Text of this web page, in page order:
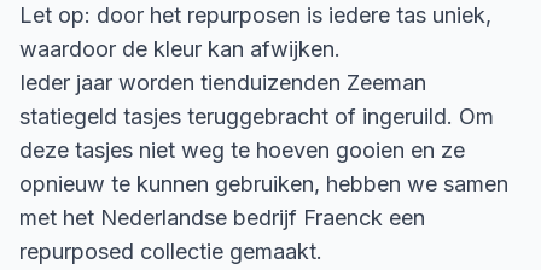
Let op: door het repurposen is iedere tas uniek,
waardoor de kleur kan afwijken.
Ieder jaar worden tienduizenden Zeeman
statiegeld tasjes teruggebracht of ingeruild. Om
deze tasjes niet weg te hoeven gooien en ze
opnieuw te kunnen gebruiken, hebben we samen
met het Nederlandse bedrijf Fraenck een
repurposed collectie gemaakt.